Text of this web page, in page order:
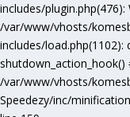
includes/
/var/www/vhosts/
includes/
/var/www/vhosts/
Speedezy/inc/